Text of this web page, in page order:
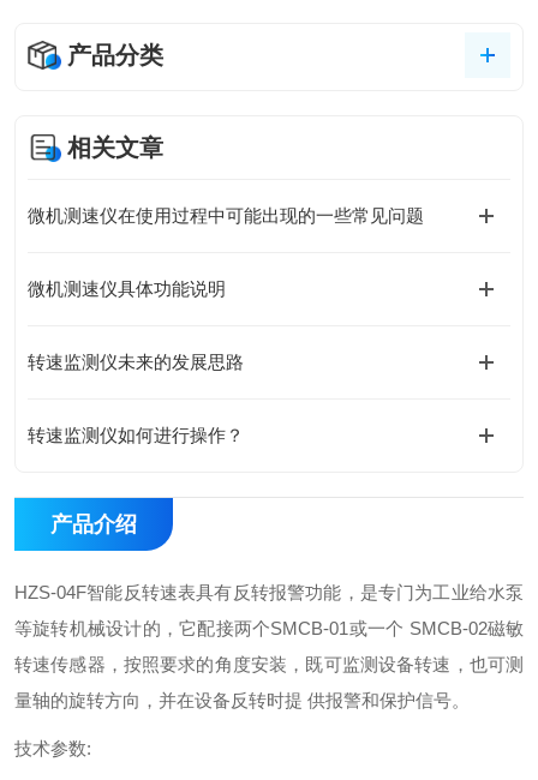
产品分类
相关文章
微机测速仪在使用过程中可能出现的一些常见问题
微机测速仪具体功能说明
转速监测仪未来的发展思路
转速监测仪如何进行操作？
产品介绍
HZS-04F智能反转速表具有反转报警功能，是专门为工业给水泵
等旋转机械设计的，它配接两个SMCB-01或一个 SMCB-02磁敏
转速传感器，按照要求的角度安装，既可监测设备转速，也可测
量轴的旋转方向，并在设备反转时提 供报警和保护信号。
技术参数: